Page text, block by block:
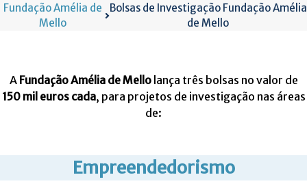
Fundação Amélia de
Mello
Bolsas de Investigação Fundação Amélia
de Mello
A Fundação Amélia de Mellolança três bolsas no valor de
150 mil euros cada, para projetos de investigação nas áreas
de:
Empreendedorismo